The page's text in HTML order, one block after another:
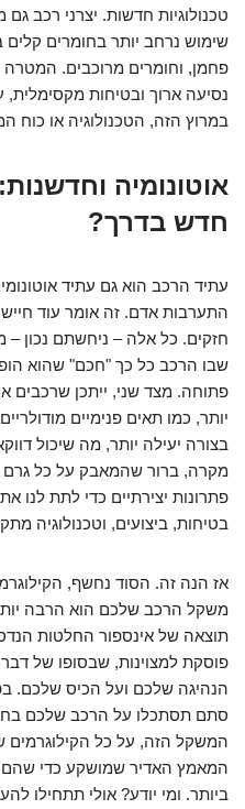
טכנולוגיות חדשות. יצרני רכב
שימוש נרחב יותר בחומרים
פחמן, וחומרים מרוכבים. המטרה
נסיעה ארוך ובטיחות
במרוץ הזה, הטכנולוגיה או כוח
אוטונומיה
חדש בדרך?
עתיד הרכב הוא גם עתיד
התערבות אדם. זה אומר עוד
חזקים. כל אלה – ניחשתם נכון
שבו הרכב כל כך "חכם" שהוא
פתוחה. מצד שני, ייתכן שרכבים
יותר, כמו תאים פנימיים
בצורה יעילה יותר, מה שיכול
מקרה, ברור שהמאבק על כל גרם
פתרונות יצירתיים כדי לתת לנו
בטיחות, ביצועים, וטכנולוגיה
אז הנה זה. הסוד נחשף,
משקל הרכב שלכם הוא הרבה
תוצאה של אינספור החלטות
פוסקת למצוינות, שבסופו של
הנהיגה שלכם ועל הכיס שלכם.
סתם תסתכלו על הרכב שלכם
המשקל הזה, על כל הקילוגרמים
המאמץ האדיר שמושקע כדי
ביותר. ומי יודע? אולי תתחילו